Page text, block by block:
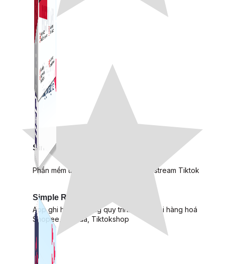
Simple Replay
App ghi hình tự động quy trình đóng gói hàng hoá
Shopee, Lazada, Tiktokshop
Simple Live
Phần mềm tạo kịch bản bình luận livestream Tiktok